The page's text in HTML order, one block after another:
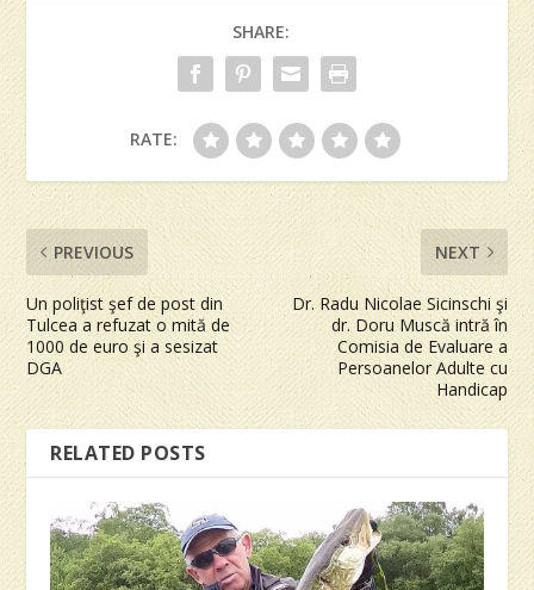
SHARE:
RATE:
PREVIOUS
Un poliţist şef de post din
Tulcea a refuzat o mită de
1000 de euro şi a sesizat
DGA
NEXT
Dr. Radu Nicolae Sicinschi şi
dr. Doru Muscă intră în
Comisia de Evaluare a
Persoanelor Adulte cu
Handicap
RELATED POSTS